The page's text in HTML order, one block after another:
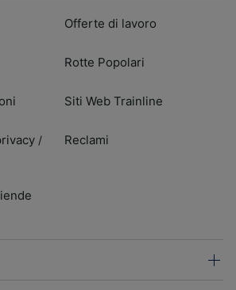
/
Offerte di lavoro
Rotte Popolari
Siti Web Trainline
Reclami